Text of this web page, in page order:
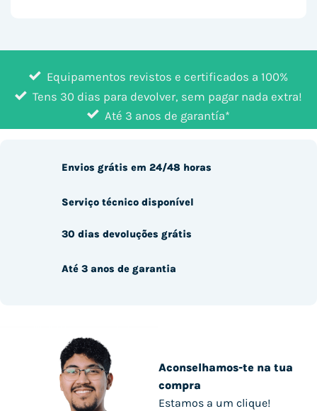
Equipamentos revistos e certificados a 100%
Tens 30 dias para devolver, sem pagar nada extra!
Até 3 anos de garantía*
Aconselhamos-te na tua
compra
Estamos a um clique!
Envios grátis em 24/48 horas
Serviço técnico disponível
30 dias devoluções grátis
Até 3 anos de garantia